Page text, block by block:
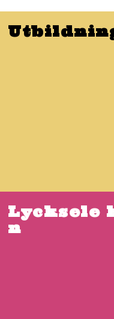
Lycksele
n